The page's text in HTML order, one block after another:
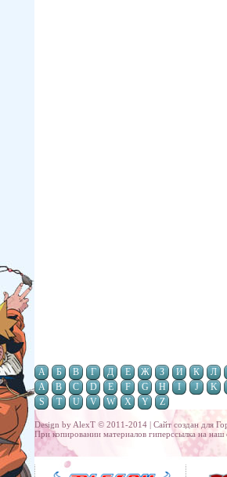
А Б В Г Д Е Ж З И К Л
A
B C D E F G H I J K
S
T U V W X Y Z
Design by AlexT © 2011-2014 | Сайт создан для
При копировании материалов гиперссылка на наш